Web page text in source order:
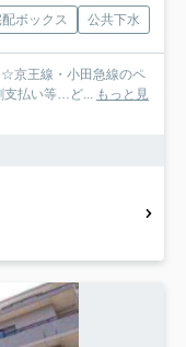
ボックス 公共下水
京王線・小田急線のペ
支払い等…ど...
もっと見